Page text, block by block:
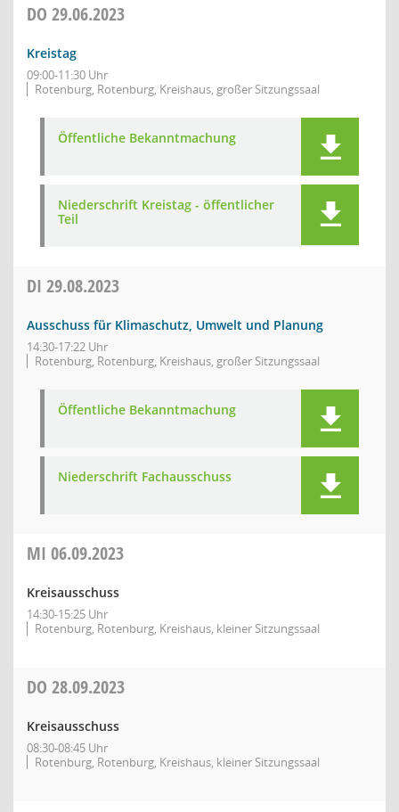
DO 29.06.2023
Kreistag
09:00-11:30 Uhr
Rotenburg, Rotenburg, Kreishaus, großer Sitzungssaal
Öffentliche Bekanntmachung
Niederschrift Kreistag - öffentlicher
Teil
DI 29.08.2023
Ausschuss für Klimaschutz, Umwelt und Planung
14:30-17:22 Uhr
Rotenburg, Rotenburg, Kreishaus, großer Sitzungssaal
Öffentliche Bekanntmachung
Niederschrift Fachausschuss
MI 06.09.2023
Kreisausschuss
14:30-15:25 Uhr
Rotenburg, Rotenburg, Kreishaus, kleiner Sitzungssaal
DO 28.09.2023
Kreisausschuss
08:30-08:45 Uhr
Rotenburg, Rotenburg, Kreishaus, kleiner Sitzungssaal